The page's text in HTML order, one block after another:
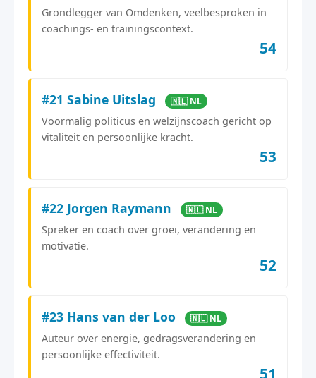
Grondlegger van Omdenken, veelbesproken in
coachings- en trainingscontext.
54
#21 Sabine Uitslag 🇳🇱 NL
Voormalig politicus en welzijnscoach gericht op
vitaliteit en persoonlijke kracht.
53
#22 Jorgen Raymann 🇳🇱 NL
Spreker en coach over groei, verandering en
motivatie.
52
#23 Hans van der Loo 🇳🇱 NL
Auteur over energie, gedragsverandering en
persoonlijke effectiviteit.
51